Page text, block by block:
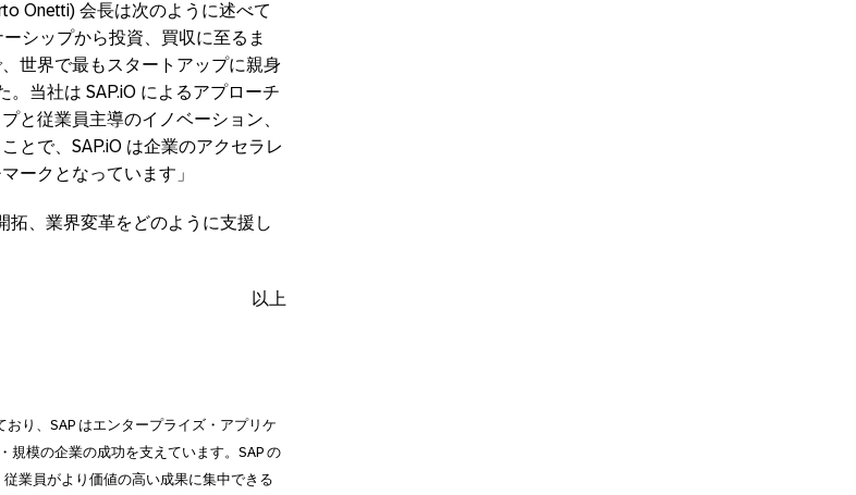
Onetti) 会長は次のように述べて
シップから投資、買収に至るま
世界で最もスタートアップに親身
当社は SAP.iO によるアプローチ
と従業員主導のイノベーション、
とで、SAP.iO は企業のアクセラレ
ークとなっています」
拓、業界変革をどのように支援し
以上
り、SAP はエンタープライズ・アプリケ
規模の企業の成功を支えています。SAP の
業員がより価値の高い成果に集中できる